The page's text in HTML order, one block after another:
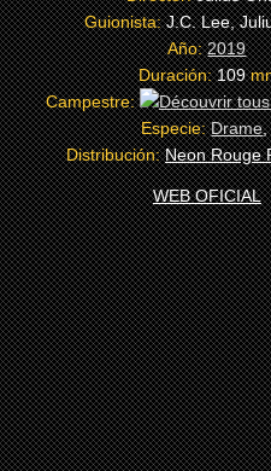
Guionista:J.C. Lee,
Año:2019
Duración:109
Campestre:
Especie:Drame
Distribución:Neon Rouge
WEB OFICIAL